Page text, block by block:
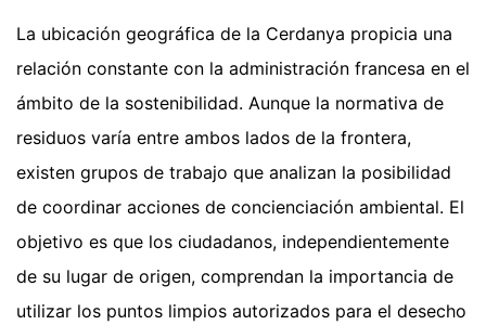
La ubicación geográfica de la Cerdanya propicia una
relación constante con la administración francesa en el
ámbito de la sostenibilidad. Aunque la normativa de
residuos varía entre ambos lados de la frontera,
existen grupos de trabajo que analizan la posibilidad
de coordinar acciones de concienciación ambiental. El
objetivo es que los ciudadanos, independientemente
de su lugar de origen, comprendan la importancia de
utilizar los puntos limpios autorizados para el desecho